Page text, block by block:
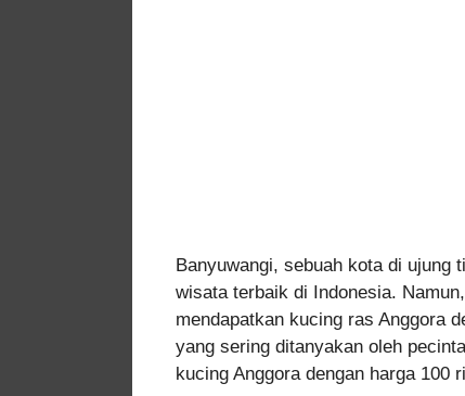
Banyuwangi, sebuah kota di ujung
wisata terbaik di Indonesia.
mendapatkan kucing ras Anggora
yang sering ditanyakan oleh
kucing Anggora dengan harga 100